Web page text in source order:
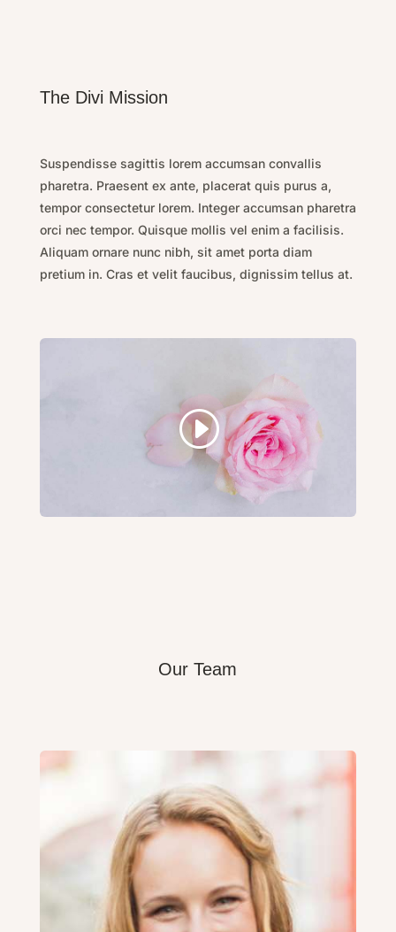
The Divi Mission
Suspendisse sagittis lorem accumsan convallis
pharetra. Praesent ex ante, placerat quis purus a,
tempor consectetur lorem. Integer accumsan pharetra
orci nec tempor. Quisque mollis vel enim a facilisis.
Aliquam ornare nunc nibh, sit amet porta diam
pretium in. Cras et velit faucibus, dignissim tellus at.
Our Team